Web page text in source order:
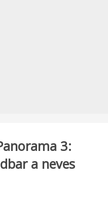
3:
a neves